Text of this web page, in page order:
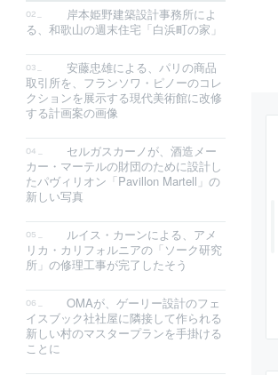
岸本姫野建築設計事務所によ
る、和歌山の週末住宅「白浜町の家」
安藤忠雄による、パリの商品
取引所を、フランソワ・ピノーのコレ
クションを展示する現代美術館に改修
する計画案の画像
セルガスカーノが、酒造メー
カー・マーテルの財団のために設計し
たパヴィリオン「Pavillon Martell」の
新しい写真
ルイス・カーンによる、アメ
リカ・カリフォルニアの「ソーク研究
所」の修理工事が完了したそう
OMAが、ゲーリー設計のフェ
イスブック社社屋に隣接して作られる
新しい村のマスタープランを手掛ける
ことに